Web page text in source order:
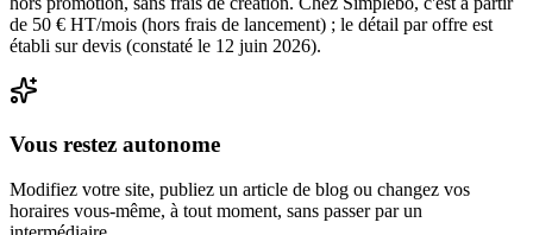
de 50 € HT/mois (hors frais de lancement) ; le détail par offre est
établi sur devis (constaté le 12 juin 2026).
Vous restez autonome
Modifiez votre site, publiez un article de blog ou changez vos
horaires vous-même, à tout moment, sans passer par un